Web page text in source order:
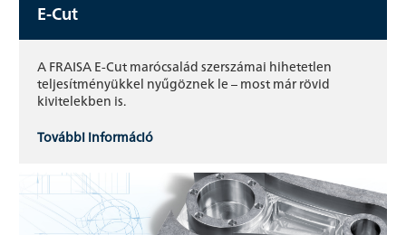
E-Cut
A FRAISA E-Cut marócsalád szerszámai hihetetlen
teljesítményükkel nyűgöznek le – most már rövid
kivitelekben is.
További információ